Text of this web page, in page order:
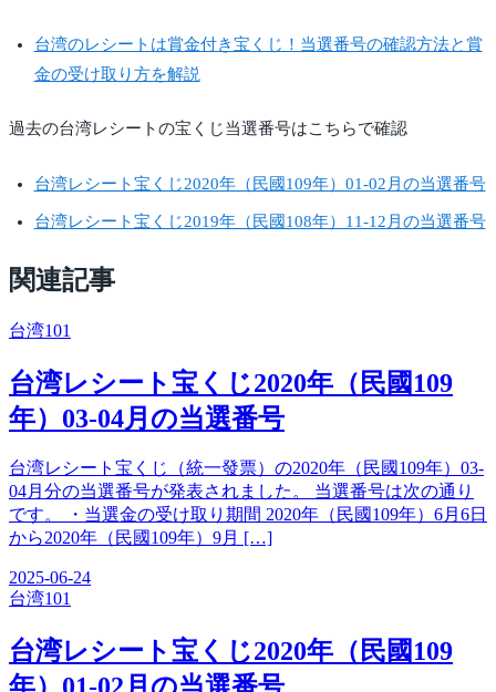
台湾のレシートは賞金付き宝くじ！当選番号の確認方法と賞
金の受け取り方を解説
過去の台湾レシートの宝くじ当選番号はこちらで確認
台湾レシート宝くじ2020年（民國109年）01-02月の当選番号
台湾レシート宝くじ2019年（民國108年）11-12月の当選番号
関連記事
台湾101
台湾レシート宝くじ2020年（民國109
年）03-04月の当選番号
台湾レシート宝くじ（統一發票）の2020年（民國109年）03-
04月分の当選番号が発表されました。 当選番号は次の通り
です。 ・当選金の受け取り期間 2020年（民國109年）6月6日
から2020年（民國109年）9月 […]
2025-06-24
台湾101
台湾レシート宝くじ2020年（民國109